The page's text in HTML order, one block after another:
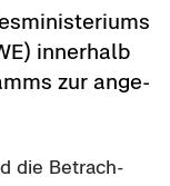
in­ner­halb
zur an­ge­
die Be­trach­